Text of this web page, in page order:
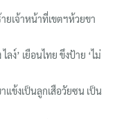
ยเจ้าหน้าที่เขตฯห้วยขา
ง์’ เยือนไทย ขึงป้าย ‘ไม่
แข้งเป็นลูกเสือวัยซน เป็น